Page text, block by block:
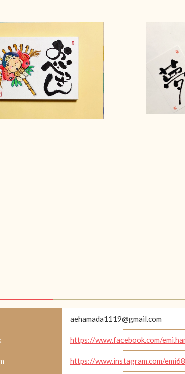
aehamada1119@gmail.com
https://www.facebook.com/
https://www.instagram.com/